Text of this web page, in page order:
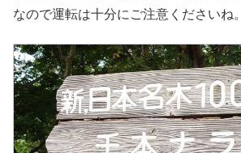
なので運転は十分にご注意くださいね。